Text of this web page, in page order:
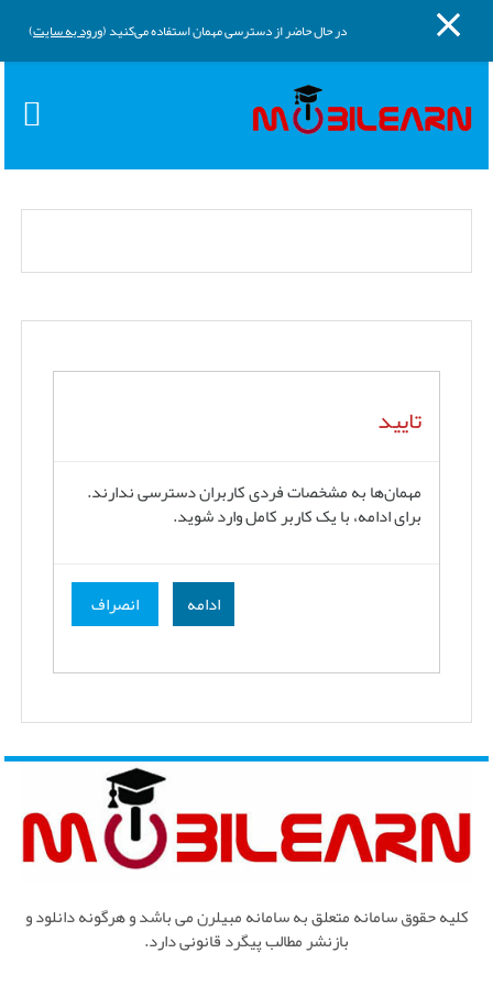
پرش به محتوای اصلی
پنل کناری در حال حاضر از دسترسی مهمان استفاده می‌کنید (ورود به سایت)
تایید
مهمان‌ها به مشخصات فردی کاربران دسترسی ندارند.
برای ادامه، با یک کاربر کامل وارد شوید.
ادامه انصراف
کلیه حقوق سامانه متعلق به سامانه مبیلرن می باشد و هرگونه دانلود و
بازنشر مطالب پیگرد قانونی دارد.